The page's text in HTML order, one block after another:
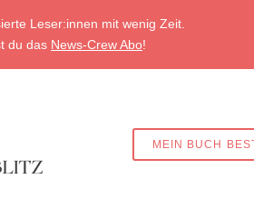
Leser:innen mit wenig Zeit.
du das News-Crew Abo!
MEIN BUCH